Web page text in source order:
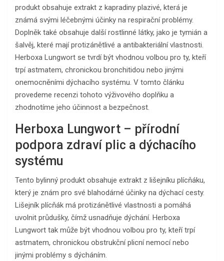
produkt obsahuje extrakt z kapradiny plazivé, která je
známá svými léčebnými účinky na respirační problémy.
Doplněk také obsahuje další rostlinné látky, jako je tymián a
šalvěj, které mají protizánětlivé a antibakteriální vlastnosti.
Herboxa Lungwort se tvrdí být vhodnou volbou pro ty, kteří
trpí astmatem, chronickou bronchitidou nebo jinými
onemocněními dýchacího systému. V tomto článku
provedeme recenzi tohoto výživového doplňku a
zhodnotíme jeho účinnost a bezpečnost.
Herboxa Lungwort – přírodní
podpora zdraví plic a dýchacího
systému
Tento bylinný produkt obsahuje extrakt z lišejníku plícňáku,
který je znám pro své blahodárné účinky na dýchací cesty.
Lišejník plícňák má protizánětlivé vlastnosti a pomáhá
uvolnit průdušky, čímž usnadňuje dýchání. Herboxa
Lungwort tak může být vhodnou volbou pro ty, kteří trpí
astmatem, chronickou obstrukční plicní nemocí nebo
jinými problémy s dýcháním.